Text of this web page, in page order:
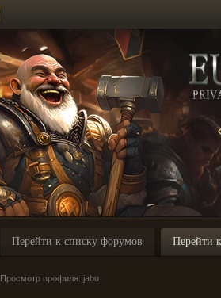
Перейти к списку форумов Перейти
Просмотр профиля: jabu